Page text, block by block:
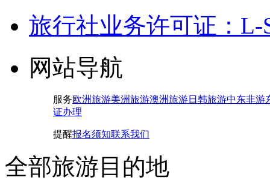
旅行社业务许可证：L-
网站导航
服务欧洲旅游美洲旅游澳洲旅游日韩旅游中东非游
证办理
提醒报名须知联系我们
全部旅游目的地